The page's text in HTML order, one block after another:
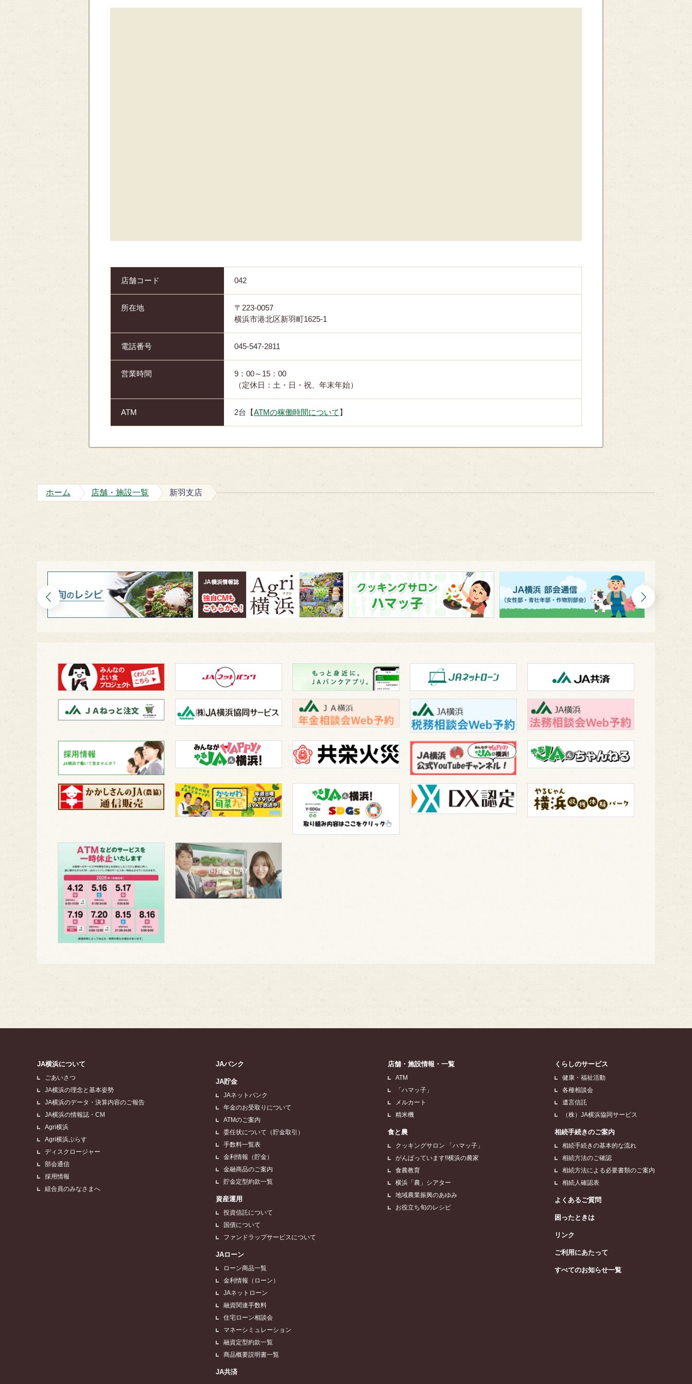
店舗コード 042
所在地
〒223-0057
横浜市港北区新羽町1625-1
電話番号 045-547-2811
営業時間
9：00～15：00
（定休日：土・日・祝、年末年始）
ATM 2台【ATMの稼働時間について 】
ホーム 店舗・施設一覧 新羽支店
JA横浜について
ごあいさつ
JA横浜の理念と基本姿勢
JA横浜のデータ・決算内容のご報告
JA横浜の情報誌・CM
Agri横浜
Agri横浜ぷらす
ディスクロージャー
部会通信
採用情報
組合員のみなさまへ
JAバンク
JA貯金
JAネットバンク
年金のお受取りについて
ATMのご案内
委任状について（貯金取引）
手数料一覧表
金利情報（貯金）
金融商品のご案内
貯金定型約款一覧
資産運用
投資信託について
国債について
ファンドラップサービスについて
JAローン
ローン商品一覧
金利情報（ローン）
JAネットローン
融資関連手数料
住宅ローン相談会
マネーシミュレーション
融資定型約款一覧
商品概要説明書一覧
JA共済
店舗・施設情報・一覧
ATM
「ハマッ子」
メルカート
精米機
食と農
クッキングサロン 「ハマッ子」
がんばっています!!横浜の農家
食農教育
横浜「農」シアター
地域農業振興のあゆみ
お役立ち旬のレシピ
くらしのサービス
健康・福祉活動
各種相談会
遺言信託
（株）JA横浜協同サービス
相続手続きのご案内
相続手続きの基本的な流れ
相続方法のご確認
相続方法による必要書類のご案内
相続人確認表
よくあるご質問
困ったときは
リンク
ご利用にあたって
すべてのお知らせ一覧